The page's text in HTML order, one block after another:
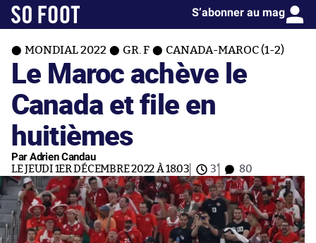
S’abonner au mag
MONDIAL 2022 GR. F CANADA-MAROC (1-2)
Le Maroc achève le
Canada et file en
huitièmes
Par Adrien Candau
LE JEUDI 1ER DÉCEMBRE 2022 À 18:03 3' 80